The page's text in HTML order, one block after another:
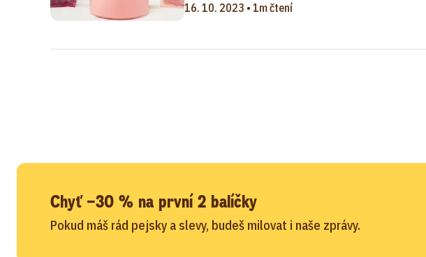
16. 10. 2023 • 1m čtení
Chyť −30 % na první 2 balíčky
Pokud máš rád pejsky a slevy, budeš milovat i naše zprávy.